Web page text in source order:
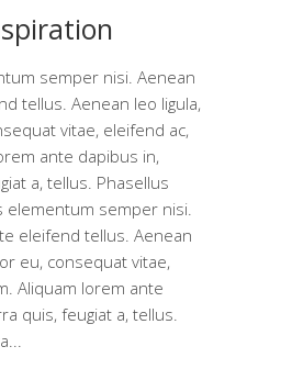
semper nisi. Aenean
tellus. Aenean leo ligula,
vitae, eleifend ac,
ante dapibus in,
a, tellus. Phasellus
elementum semper nisi.
eleifend tellus. Aenean
eu, consequat vitae,
Aliquam lorem ante
quis, feugiat a, tellus.